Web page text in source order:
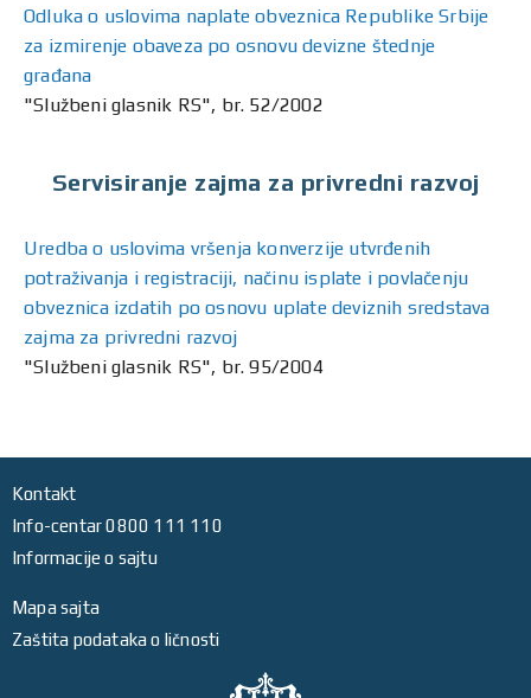
Odluka o uslovima naplate obveznica Republike Srbije
za izmirenje obaveza po osnovu devizne štednje
građana
"Službeni glasnik RS", br. 52/2002
Servisiranje zajma za privredni razvoj
Uredba o uslovima vršenja konverzije utvrđenih
potraživanja i registraciji, načinu isplate i povlačenju
obveznica izdatih po osnovu uplate deviznih sredstava
zajma za privredni razvoj
"Službeni glasnik RS", br. 95/2004
Kontakt
Info-centar 0800 111 110
Informacije o sajtu
Mapa sajta
Zaštita podataka o ličnosti